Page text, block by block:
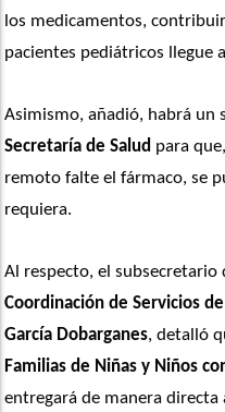
los medicamentos,
pacientes pediátricos llegue
Secretaría de Salud para
remoto falte el fármaco, se
requiera.
Al respecto, el subsecretario
Coordinación de Servicios
García Dobarganes, detalló
Familias de Niñas y Niños
entregará de manera